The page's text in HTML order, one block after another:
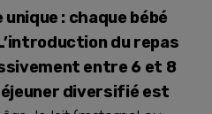
: chaque bébé
du repas
entre 6 et 8
diversifié est